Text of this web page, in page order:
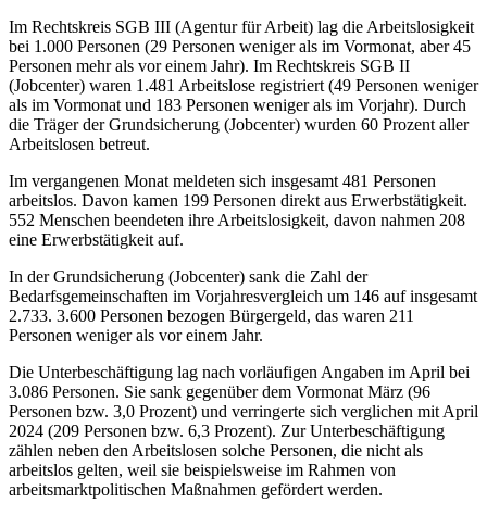
Im Rechtskreis SGB III (Agentur für Arbeit) lag die Arbeitslosigkeit
bei 1.000 Personen (29 Personen weniger als im Vormonat, aber 45
Personen mehr als vor einem Jahr). Im Rechtskreis SGB II
(Jobcenter) waren 1.481 Arbeitslose registriert (49 Personen weniger
als im Vormonat und 183 Personen weniger als im Vorjahr). Durch
die Träger der Grundsicherung (Jobcenter) wurden 60 Prozent aller
Arbeitslosen betreut.
Im vergangenen Monat meldeten sich insgesamt 481 Personen
arbeitslos. Davon kamen 199 Personen direkt aus Erwerbstätigkeit.
552 Menschen beendeten ihre Arbeitslosigkeit, davon nahmen 208
eine Erwerbstätigkeit auf.
In der Grundsicherung (Jobcenter) sank die Zahl der
Bedarfsgemeinschaften im Vorjahresvergleich um 146 auf insgesamt
2.733. 3.600 Personen bezogen Bürgergeld, das waren 211
Personen weniger als vor einem Jahr.
Die Unterbeschäftigung lag nach vorläufigen Angaben im April bei
3.086 Personen. Sie sank gegenüber dem Vormonat März (96
Personen bzw. 3,0 Prozent) und verringerte sich verglichen mit April
2024 (209 Personen bzw. 6,3 Prozent). Zur Unterbeschäftigung
zählen neben den Arbeitslosen solche Personen, die nicht als
arbeitslos gelten, weil sie beispielsweise im Rahmen von
arbeitsmarktpolitischen Maßnahmen gefördert werden.